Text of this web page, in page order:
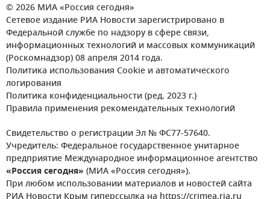
© 2026 МИА «Россия сегодня»
Сетевое издание РИА Новости зарегистрировано в
Федеральной службе по надзору в сфере связи,
информационных технологий и массовых коммуникаций
(Роскомнадзор) 08 апреля 2014 года.
Политика использования Cookie и автоматического
логирования
Политика конфиденциальности (ред. 2023 г.)
Правила применения рекомендательных технологий
Свидетельство о регистрации Эл № ФС77-57640.
Учредитель: Федеральное государственное унитарное
предприятие Международное информационное агентство
«Россия сегодня» (МИА «Россия сегодня»).
При любом использовании материалов и новостей сайта